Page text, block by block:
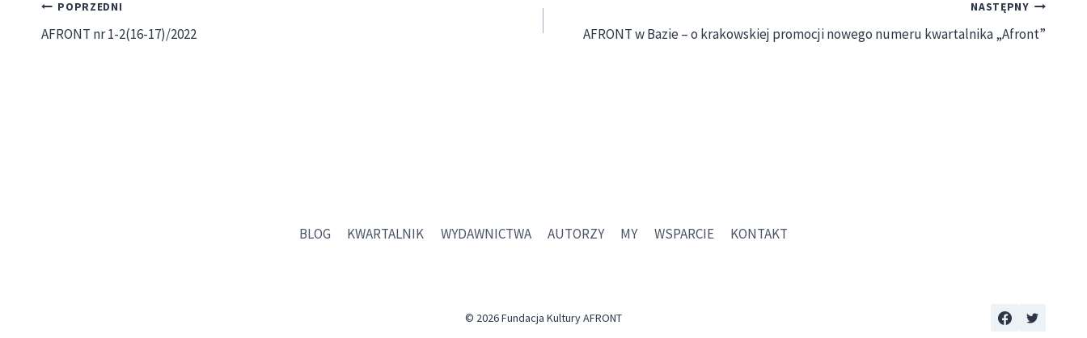
Nawigacja
wpisu
POPRZEDNI
AFRONT nr 1-2(16-17)/2022
NASTĘPNY
AFRONT w Bazie – o krakowskiej promocji nowego numeru kwartalnika „Afront”
BLOG KWARTALNIK WYDAWNICTWA AUTORZY MY WSPARCIE KONTAKT
© 2026 Fundacja Kultury AFRONT